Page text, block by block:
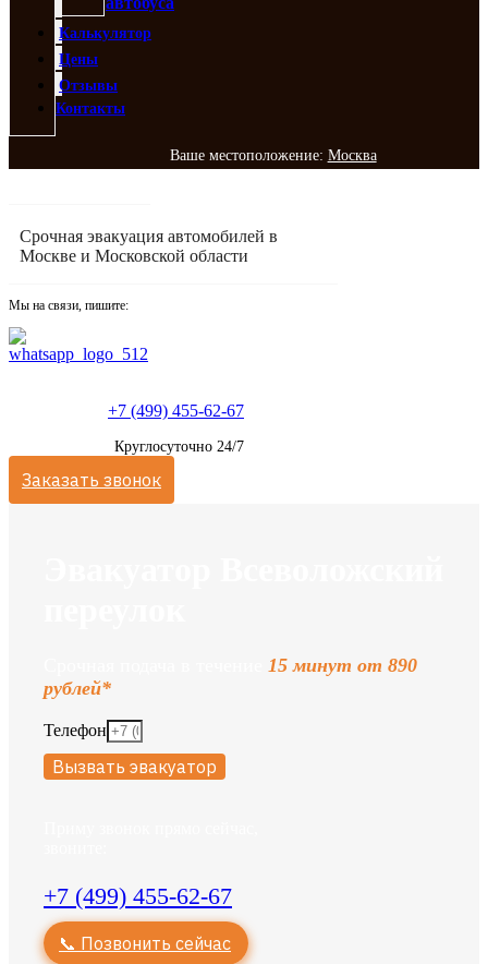
Калькулятор
Цены
Отзывы
Контакты
Ваше местоположение: Москва
Срочная эвакуация автомобилей в
Москве и Московской области
Мы на связи, пишите:
+7 (499) 455-62-67
Круглосуточно 24/7
Заказать звонок
15 минут от 890
рублей*
Телефон
Вызвать эвакуатор
+7 (499) 455-62-67
📞 Позвонить сейчас